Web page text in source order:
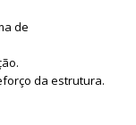
de
da estrutura.